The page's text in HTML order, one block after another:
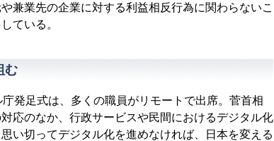
兼業先の企業に対する利益相反行為に関わらないこ
ている。
む
発足式は、多くの職員がリモートで出席。菅首相
応のなか、行政サービスや民間におけるデジタル化
い切ってデジタル化を進めなければ、日本を変える